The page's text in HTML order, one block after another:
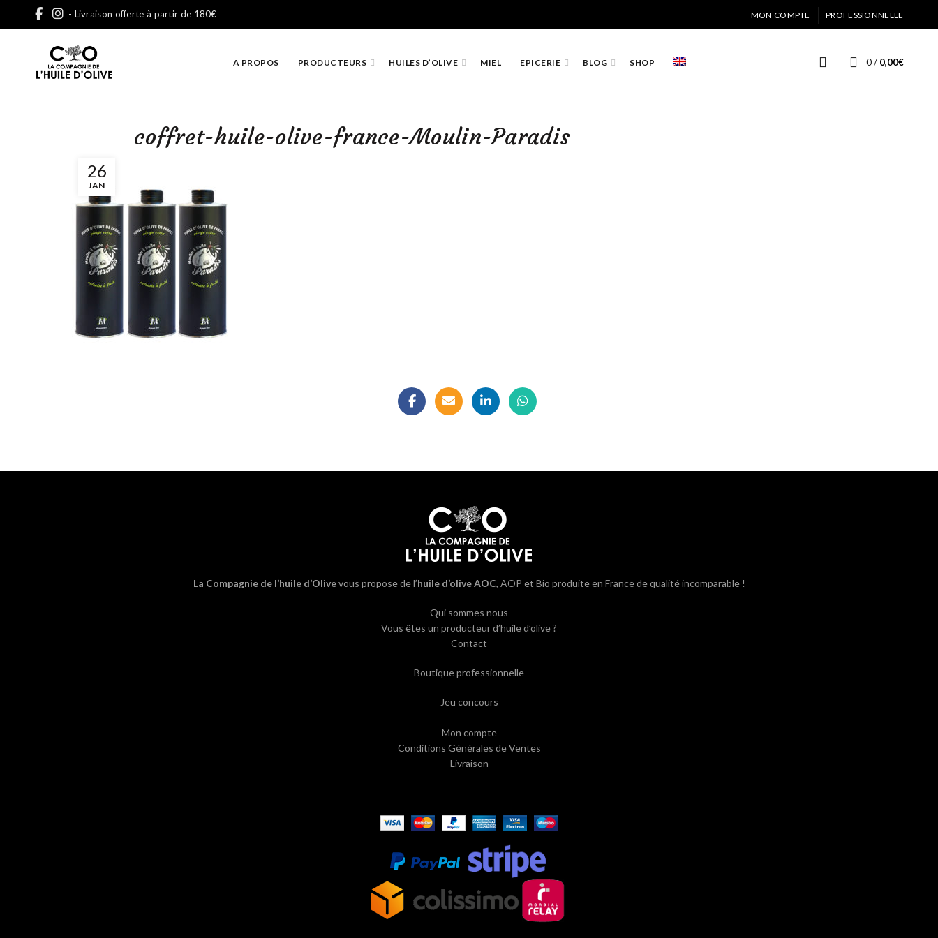
- Livraison offerte à partir de 180€ MON COMPTE PROFESSIONNELLE
A PROPOS PRODUCTEURS HUILES D’OLIVE MIEL EPICERIE BLOG SHOP 0 / 0,00€
26
JAN
coffret-huile-olive-france-Moulin-Paradis
La Compagnie de l’huile d’Olivevous propose de l’huile d’olive AOC, AOP et Bio produite en France de qualité incomparable !
Qui sommes nous
Vous êtes un producteur d’huile d’olive ?
Contact
Boutique professionnelle
Jeu concours
Mon compte
Conditions Générales de Ventes
Livraison